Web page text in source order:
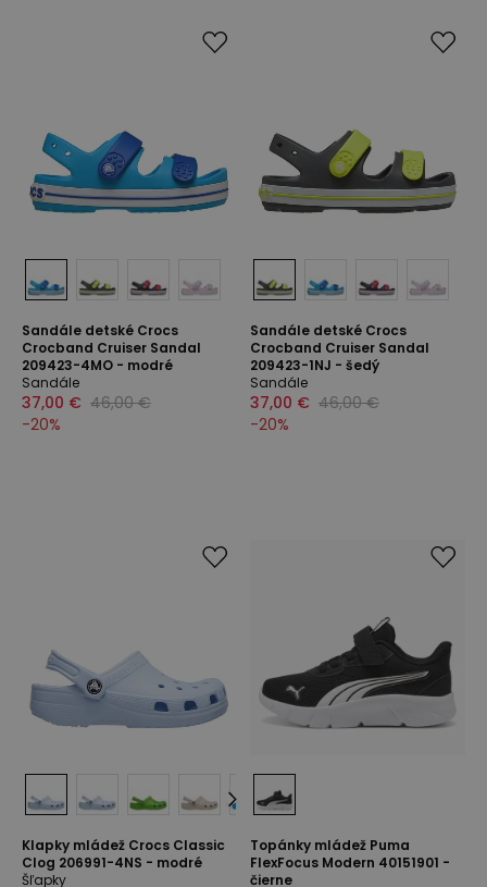
Sandále detské Crocs
Crocband Cruiser Sandal
209423-4MO - modré
Sandále
37,00 € 46,00 €
-20%
Sandále detské Crocs
Crocband Cruiser Sandal
209423-1NJ - šedý
Sandále
37,00 € 46,00 €
-20%
Klapky mládež Crocs Classic
Clog 206991-4NS - modré
Šľapky
Topánky mládež Puma
FlexFocus Modern 40151901 -
čierne